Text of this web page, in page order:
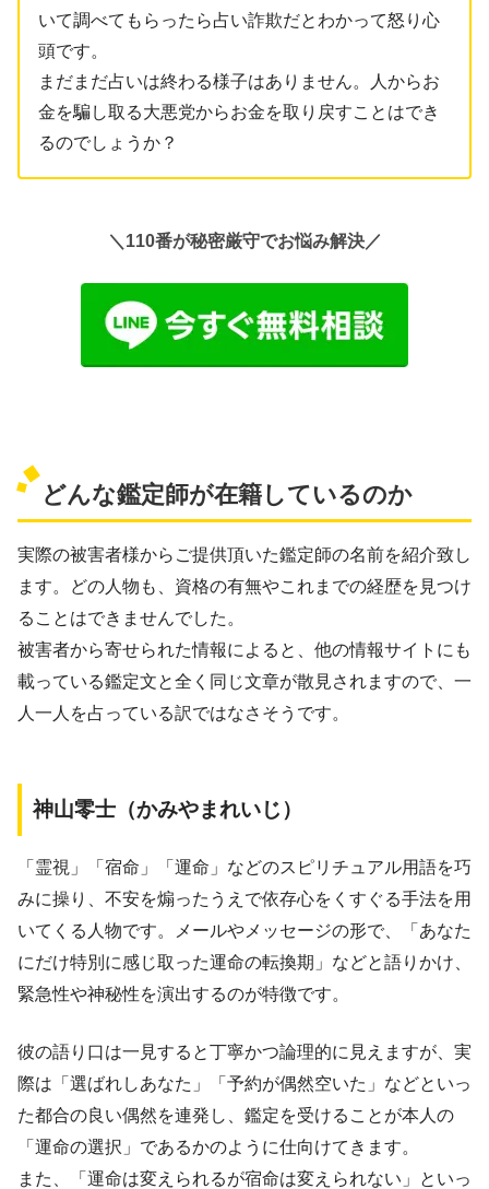
いて調べてもらったら占い詐欺だとわかって怒り心
頭です。
まだまだ占いは終わる様子はありません。人からお
金を騙し取る大悪党からお金を取り戻すことはでき
るのでしょうか？
＼110番が秘密厳守でお悩み解決／
どんな鑑定師が在籍しているのか
実際の被害者様からご提供頂いた鑑定師の名前を紹介致し
ます。どの人物も、資格の有無やこれまでの経歴を見つけ
ることはできませんでした。
被害者から寄せられた情報によると、他の情報サイトにも
載っている鑑定文と全く同じ文章が散見されますので、一
人一人を占っている訳ではなさそうです。
神山零士（かみやまれいじ）
「霊視」「宿命」「運命」などのスピリチュアル用語を巧
みに操り、不安を煽ったうえで依存心をくすぐる手法を用
いてくる人物です。メールやメッセージの形で、「あなた
にだけ特別に感じ取った運命の転換期」などと語りかけ、
緊急性や神秘性を演出するのが特徴です。
彼の語り口は一見すると丁寧かつ論理的に見えますが、実
際は「選ばれしあなた」「予約が偶然空いた」などといっ
た都合の良い偶然を連発し、鑑定を受けることが本人の
「運命の選択」であるかのように仕向けてきます。
また、「運命は変えられるが宿命は変えられない」といっ